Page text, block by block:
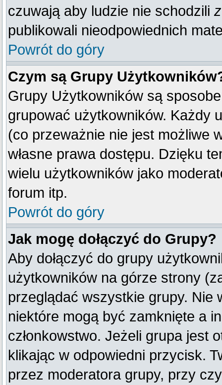
czuwają aby ludzie nie schodzili
publikowali nieodpowiednich
Powrót do góry
Czym są Grupy
Grupy Użytkowników są
grupować użytkowników. Każdy
(co przeważnie nie jest możliwe
własne prawa dostępu. Dzięku
wielu użytkowników jako
forum itp.
Powrót do góry
Jak mogę dołączyć do Grupy?
Aby dołączyć do grupy
użytkowników na górze strony
przeglądać wszystkie grupy. Nie
niektóre mogą być zamknięte a
członkowstwo. Jeżeli grupa jest
klikając w odpowiedni przycisk.
przez moderatora grupy, przy